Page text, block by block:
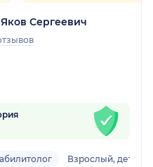
Сергеевич
Взрослый, детский